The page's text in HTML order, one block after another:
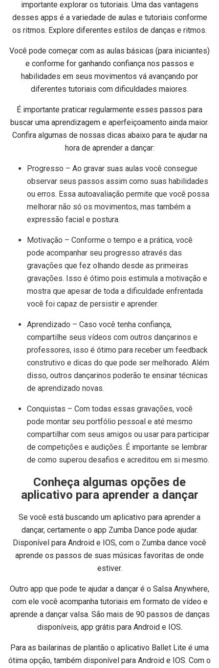
importante explorar os tutoriais. Uma das vantagens
desses apps é a variedade de aulas e tutoriais conforme
os ritmos. Explore diferentes estilos de danças e ritmos.
Você pode começar com as aulas básicas (para iniciantes)
e conforme for ganhando confiança nos passos e
habilidades em seus movimentos vá avançando por
diferentes tutoriais com dificuldades maiores.
É importante praticar regularmente esses passos para
buscar uma aprendizagem e aperfeiçoamento ainda maior.
Confira algumas de nossas dicas abaixo para te ajudar na
hora de aprender a dançar:
Progresso – Ao gravar suas aulas você consegue
observar seus passos assim como suas habilidades
ou erros. Essa autoavaliação permite que você possa
melhorar não só os movimentos, mas também a
expressão facial e postura.
Motivação – Conforme o tempo e a prática, você
pode acompanhar seu progresso através das
gravações que fez olhando desde as primeiras
gravações. Isso é ótimo pois estimula a motivação e
mostra que apesar de toda a dificuldade enfrentada
você foi capaz de persistir e aprender.
Aprendizado – Caso você tenha confiança,
compartilhe seus vídeos com outros dançarinos e
professores, isso é ótimo para receber um feedback
construtivo e dicas do que pode ser melhorado. Além
disso, outros dançarinos poderão te ensinar técnicas
de aprendizado novas.
Conquistas – Com todas essas gravações, você
pode montar seu portfólio pessoal e até mesmo
compartilhar com seus amigos ou usar para participar
de competições e audições. É importante se lembrar
de como superou desafios e acreditou em si mesmo.
Conheça algumas opções de
aplicativo para aprender a dançar
Se você está buscando um aplicativo para aprender a
dançar, certamente o app Zumba Dance pode ajudar.
Disponível para Android e IOS, com o Zumba dance você
aprende os passos de suas músicas favoritas de onde
estiver.
Outro app que pode te ajudar a dançar é o Salsa Anywhere,
com ele você acompanha tutoriais em formato de vídeo e
aprende a dançar valsa. São mais de 90 passos de danças
disponíveis, app grátis para Android e IOS.
Para as bailarinas de plantão o aplicativo Ballet Lite é uma
ótima opção, também disponível para Android e IOS. Com o